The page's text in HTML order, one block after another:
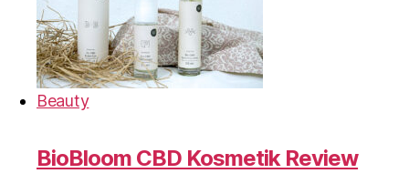
Beauty
BioBloom CBD Kosmetik Review